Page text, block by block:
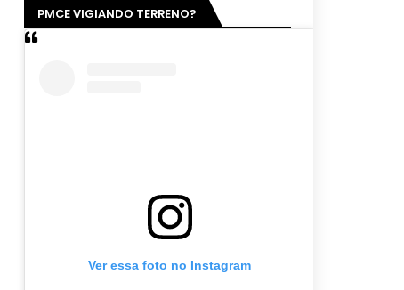
PMCE VIGIANDO TERRENO?
Ver essa foto no Instagram